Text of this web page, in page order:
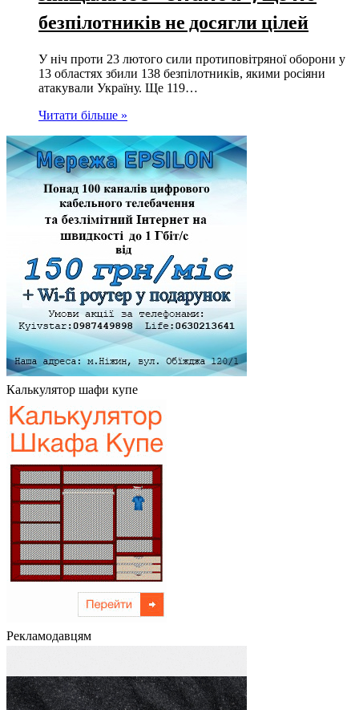
безпілотників не досягли цілей
У ніч проти 23 лютого сили протиповітряної оборони у
13 областях збили 138 безпілотників, якими росіяни
атакували Україну. Ще 119…
Читати більше »
Калькулятор шафи купе
Рекламодавцям